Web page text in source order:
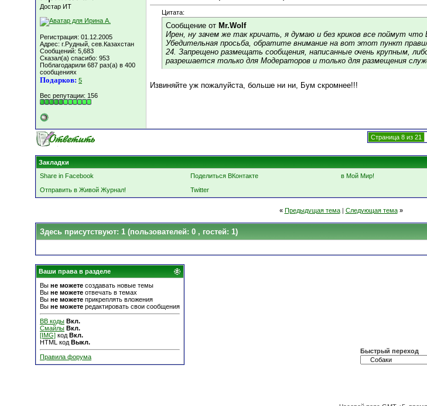
Достар ИТ
Регистрация: 01.12.2005
Адрес: г.Рудный, сев.Казахстан
Сообщений: 5,683
Сказал(а) спасибо: 953
Поблагодарили 687 раз(а) в 400
сообщениях
Подарков: 5
Вес репутации: 156
Цитата:
Сообщение от Mr.Wolf
Ирен, ну зачем же так кричать, я думаю и без криков все поймут
Убедительная просьба, обратите внимание на вот этот пункт
24. Запрещено размещать сообщения, написанные очень крупным,
разрешается только для Модераторов и только для размещения
Извиняйте уж пожалуйста, больше ни ни, Бум скромнее!!!
Страница 8 из 21
Закладки
Share in Facebook
Поделиться ВКонтакте в Мой Мир!
Отправить в Живой Журнал!
Twitter
« Предыдущая тема| Следующая тема »
Здесь присутствуют: 1 (пользователей: 0 , гостей: 1)
Ваши права в разделе
Вы не можете создавать новые темы
Вы не можете отвечать в темах
Вы не можете прикреплять вложения
Вы не можете редактировать свои сообщения
BB коды Вкл.
Смайлы Вкл.
[IMG] код Вкл.
HTML код Выкл.
Правила форума
Быстрый переход